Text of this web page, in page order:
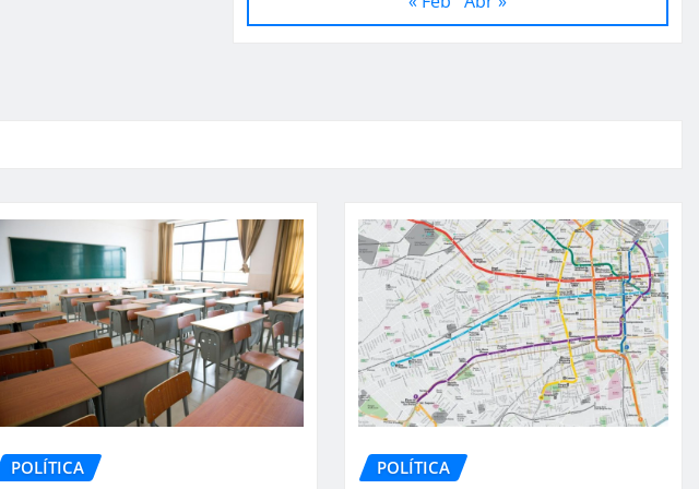
POLÍTICA POLÍTICA